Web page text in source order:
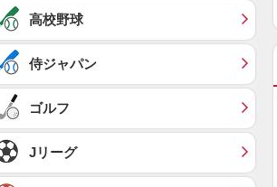
高校野球
侍ジャパン
ゴルフ
Jリーグ